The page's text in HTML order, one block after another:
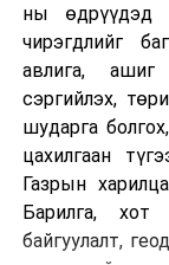
ны өдрүүдэд
чирэгдлийг
авлига, ашиг
сэргийлэх,
шударга
цахилгаан
Газрын
Барилга, хот
байгуулалт,